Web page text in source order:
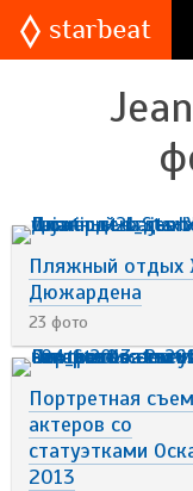
Пляжный отдых
Дюжардена
23 фото
Портретная
актеров со
статуэтками
2013